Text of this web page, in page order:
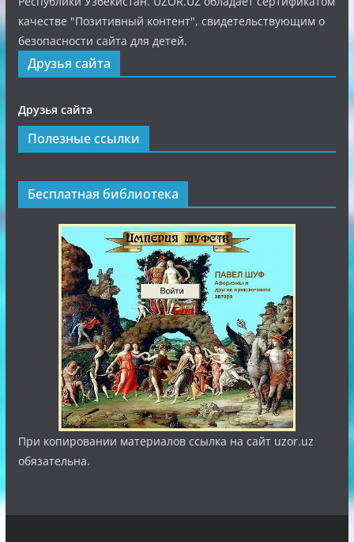
качестве "Позитивный контент", свидетельствующим о
безопасности сайта для детей.
Друзья сайта
Друзья сайта
Полезные ссылки
Бесплатная библиотека
При копировании материалов ссылка на сайт uzor.uz
обязательна.